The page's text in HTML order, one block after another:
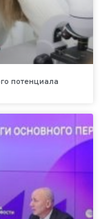
потенциала